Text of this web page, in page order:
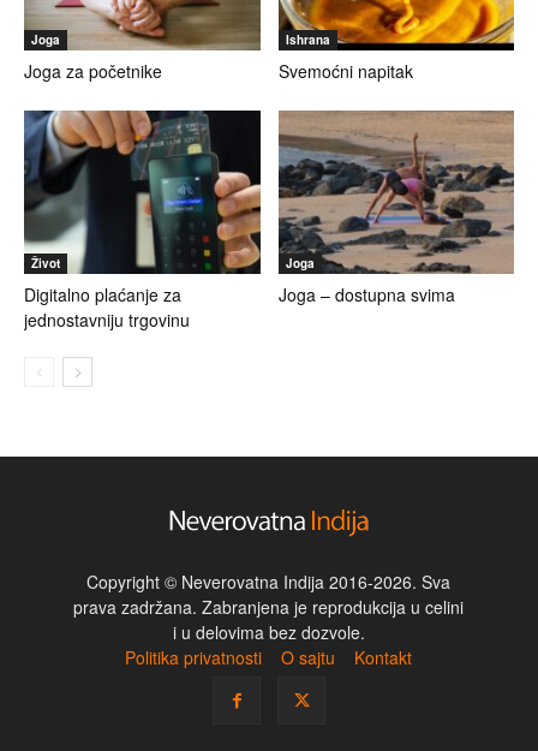
Joga
Joga za početnike
Ishrana
Svemoćni napitak
Život
Digitalno plaćanje za
jednostavniju trgovinu
Joga
Joga – dostupna svima
Copyright © Neverovatna Indija 2016-2026. Sva
prava zadržana. Zabranjena je reprodukcija u celini
i u delovima bez dozvole.
Politika privatnosti
O sajtu Kontakt